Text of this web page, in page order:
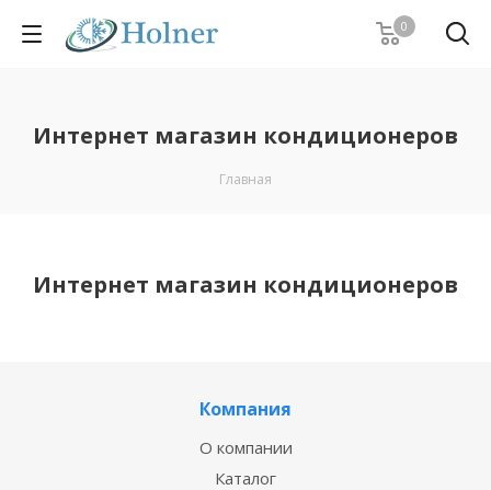
0
Интернет магазин кондиционеров
Главная
Интернет магазин кондиционеров
Компания
О компании
Каталог